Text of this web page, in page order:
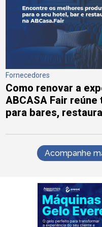
Fornecedores
Como renovar a
ABCASA Fair
para bares,
Acompanhe